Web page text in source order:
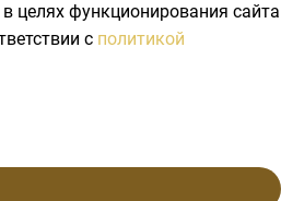
целях функционирования сайта
с политикой